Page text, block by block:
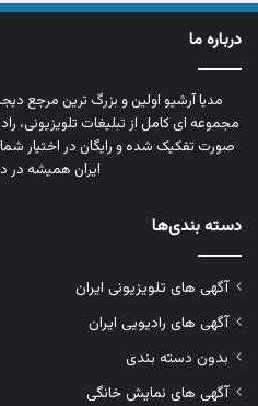
درباره ما
مدیا آرشیو اولین و بزرگ‌ ترین مرجع
مجموعه‌ ای کامل از تبلیغات تلویزیونی،
صورت تفکیک‌ شده و رایگان در اختیار
ایران همیشه
دسته بندی‌ها
آگهی های تلویزیونی ایران
آگهی های رادیویی ایران
بدون دسته بندی
آگهی های نمایش خانگی